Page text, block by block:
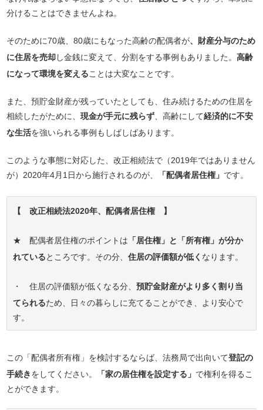
分けることはできませんよね。
そのために70歳、80歳にもなった高齢の配偶者が、財産分与のため
に住居を売却し金銭に変えて、分割をする事例もありました。高齢
になって環境を変えることは大変なことです。
また、預貯金財産が残っていたとしても、住み続けるための住居を
相続したがために、現金が手元に残らず、高齢にして経済的に不安
な生活を強いられる事例もしばしばあります。
このような事態に対応した、改正相続法で（2019年ではありません
が）2020年4月1日から施行されるのが、
「配偶者居住権」 です。
【 改正相続法2020年、配偶者居住権 】
★ 配偶者居住権のポイントは 「居住権」と「所有権」が分か
れているところです。その分、住居の評価額が低く なります。
・ 住居の評価額が低くなる分、預貯金財産がより多く割り当
てられるため、日々の暮らしに充てることができ、より安心で
す。
この「配偶者所有権」を検討するならば、法務局で出向いて登記の
手続きをしてください。 「家の居住権を設定する」 で権利を得るこ
とができます。